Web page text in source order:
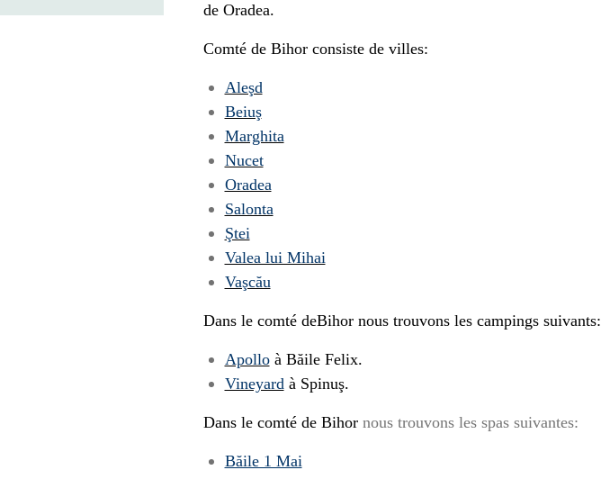
de Oradea.
Comté de Bihor consiste de villes:
Aleşd
Beiuş
Marghita
Nucet
Oradea
Salonta
Ştei
Valea lui Mihai
Vaşcău
Dans le comté deBihornous trouvons les campings suivants:
Apolloà Băile Felix.
Vineyardà Spinuş.
Dans le comté de Bihor nous trouvons les spas suivantes:
Băile 1 Mai